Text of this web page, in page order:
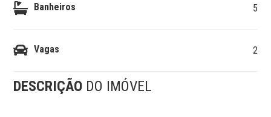
Banheiros 5
Vagas 2
DESCRIÇÃO DO IMÓVEL